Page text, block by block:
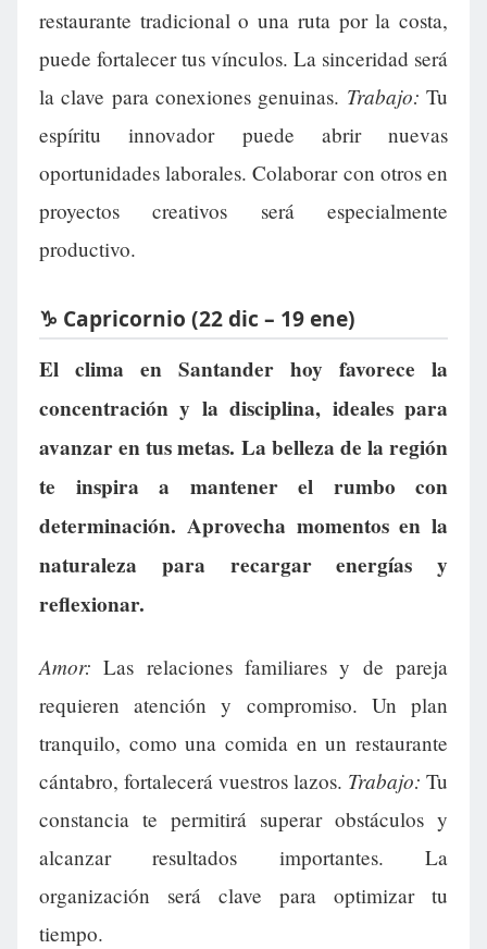
restaurante tradicional o una ruta por la costa,
puede fortalecer tus vínculos. La sinceridad será
la clave para conexiones genuinas. Trabajo: Tu
espíritu innovador puede abrir nuevas
oportunidades laborales. Colaborar con otros en
proyectos creativos será especialmente
productivo.
♑ Capricornio (22 dic – 19 ene)
El clima en Santander hoy favorece la
concentración y la disciplina, ideales para
avanzar en tus metas. La belleza de la región
te inspira a mantener el rumbo con
determinación. Aprovecha momentos en la
naturaleza para recargar energías y
reflexionar.
Amor: Las relaciones familiares y de pareja
requieren atención y compromiso. Un plan
tranquilo, como una comida en un restaurante
cántabro, fortalecerá vuestros lazos. Trabajo: Tu
constancia te permitirá superar obstáculos y
alcanzar resultados importantes. La
organización será clave para optimizar tu
tiempo.